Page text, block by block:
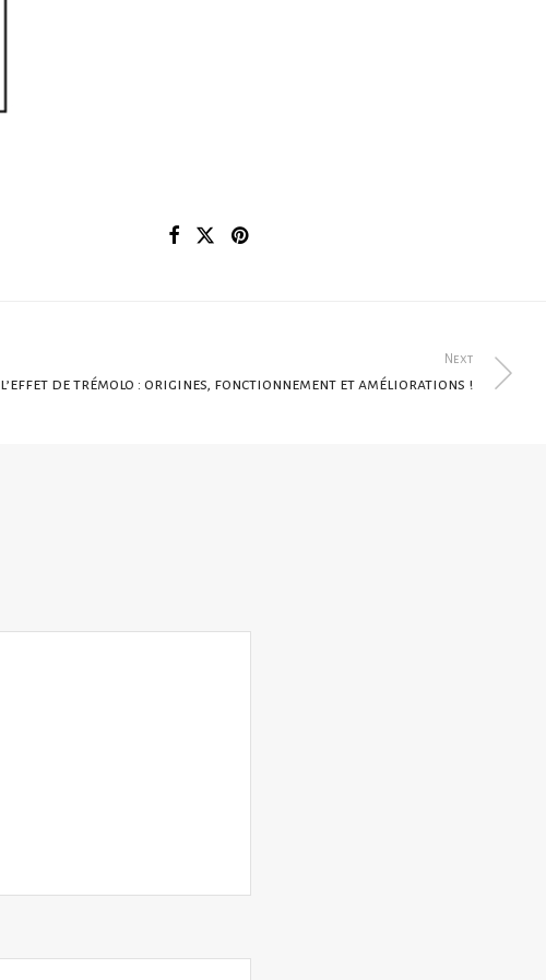
Next
l’effet de trémolo : origines, fonctionnement et améliorations !